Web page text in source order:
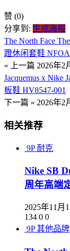
赞 (0)
分享到: 生成海报
The North Face
蹬休闲套鞋
« 上一篇 2026年2
Jacquemus x Nike
板鞋 HV8547-001
下一篇 » 2026年2
相关推荐
9P 耐克
Nike SB
周年高端
2025年11月
134 0 0
9P 其他品牌